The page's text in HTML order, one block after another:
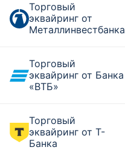
Торговый
эквайринг от
Металлинвестбанка
Торговый
эквайринг от Банка
«ВТБ»
Торговый
эквайринг от Т-
Банка